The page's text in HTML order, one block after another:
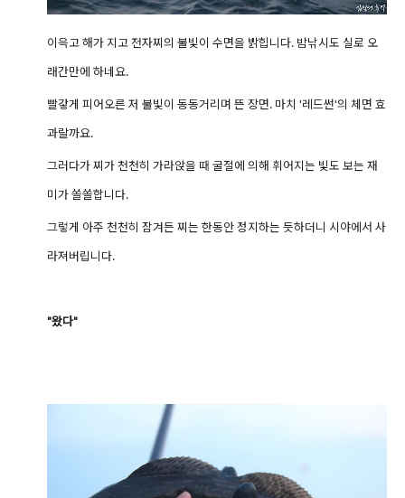
이윽고 해가 지고 전자찌의 불빛이 수면을 밝힙니다. 밤낚시도 실로 오
래간만에 하네요.
빨갛게 피어오른 저 불빛이 동동거리며 뜬 장면. 마치 '레드썬'의 체면 효
과랄까요.
그러다가 찌가 천천히 가라앉을 때 굴절에 의해 휘어지는 빛도 보는 재
미가 쏠쏠합니다.
그렇게 아주 천천히 잠겨든 찌는 한동안 정지하는 듯하더니 시야에서 사
라져버립니다.
"왔다"